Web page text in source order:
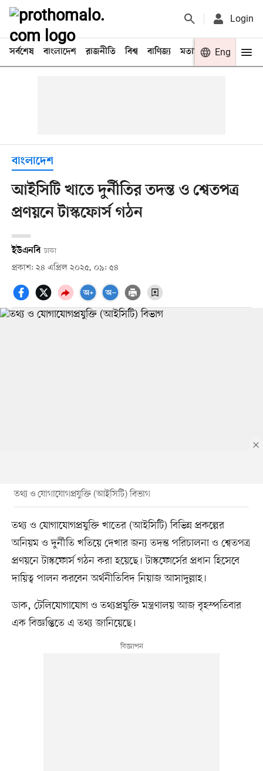
Login
সর্বশেষ বাংলাদেশ রাজনীতি বিশ্ব বাণিজ্য মতামত খেলা
Eng
বাংলাদেশ
আইসিটি খাতে দুর্নীতির তদন্ত ও শ্বেতপত্র
প্রণয়নে টাস্কফোর্স গঠন
ইউএনবি ঢাকা
প্রকাশ: ২৪ এপ্রিল ২০২৫, ০৯: ৫৪
তথ্য ও যোগাযোগপ্রযুক্তি (আইসিটি) বিভাগ
তথ্য ও যোগাযোগপ্রযুক্তি খাতের (আইসিটি) বিভিন্ন প্রকল্পের
অনিয়ম ও দুর্নীতি খতিয়ে দেখার জন্য তদন্ত পরিচালনা ও শ্বেতপত্র
প্রণয়নে টাস্কফোর্স গঠন করা হয়েছে। টাস্কফোর্সের প্রধান হিসেবে
দায়িত্ব পালন করবেন অর্থনীতিবিদ নিয়াজ আসাদুল্লাহ।
ডাক, টেলিযোগাযোগ ও তথ্যপ্রযুক্তি মন্ত্রণালয় আজ বৃহস্পতিবার
এক বিজ্ঞপ্তিতে এ তথ্য জানিয়েছে।